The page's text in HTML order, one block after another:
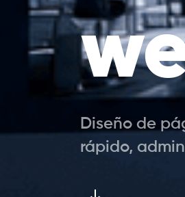
Diseño de
rápido,